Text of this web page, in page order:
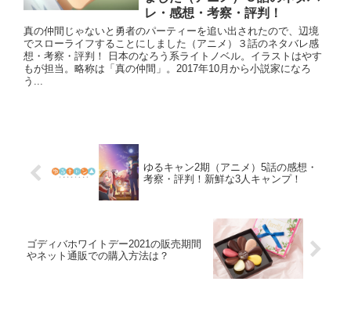
レ・感想・考察・評判！
真の仲間じゃないと勇者のパーティーを追い出されたので、辺境
でスローライフすることにしました（アニメ）３話のネタバレ感
想・考察・評判！ 日本のなろう系ライトノベル。イラストはやす
もが担当。略称は「真の仲間」。2017年10月から小説家になろ
う...
ゆるキャン2期（アニメ）5話の感想・
考察・評判！新鮮な3人キャンプ！
ゴディバホワイトデー2021の販売期間
やネット通販での購入方法は？